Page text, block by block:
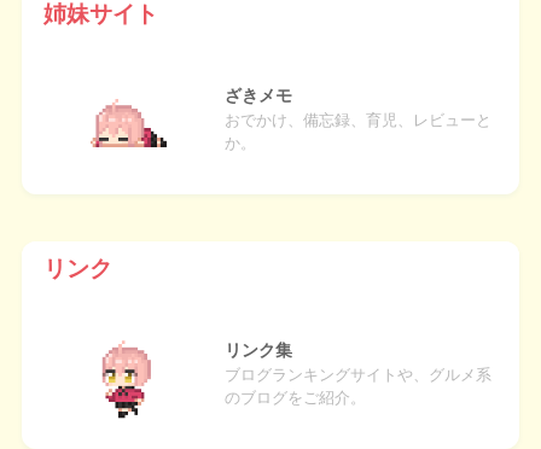
姉妹サイト
ざきメモ
おでかけ、備忘録、育児、レビューと
か。
リンク
リンク集
ブログランキングサイトや、グルメ系
のブログをご紹介。